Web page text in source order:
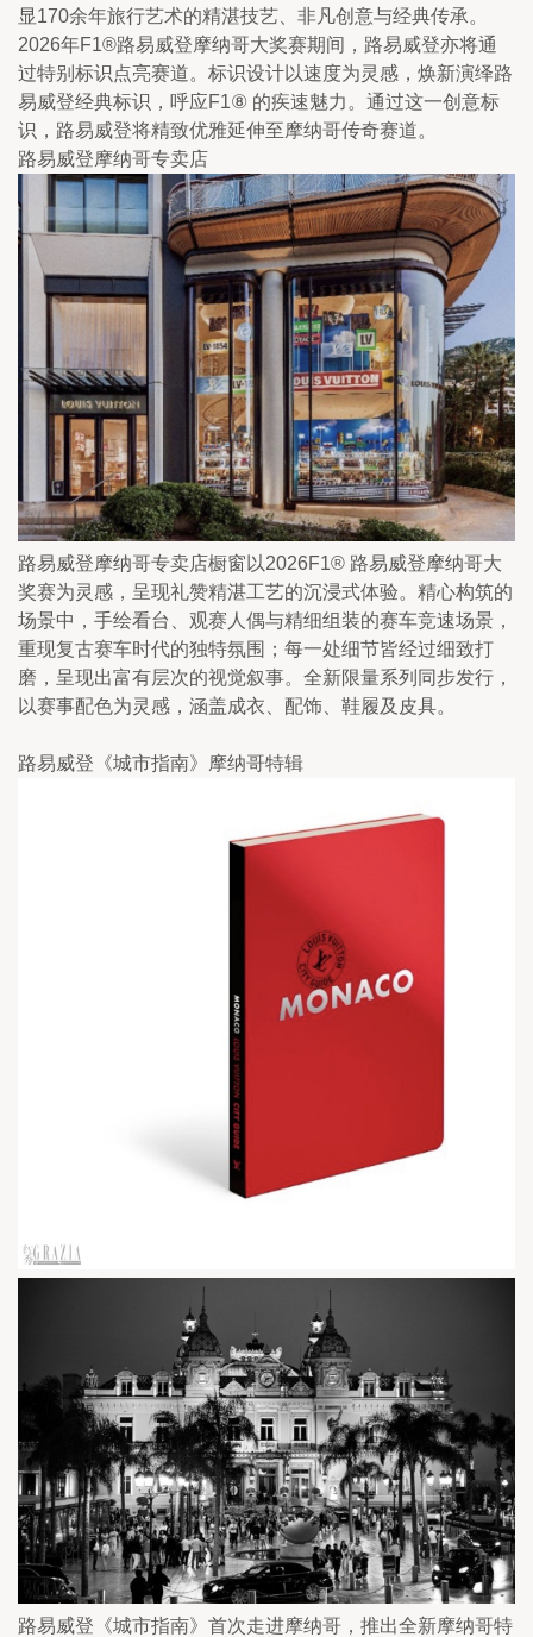
显170余年旅行艺术的精湛技艺、非凡创意与经典传承。
2026年F1®路易威登摩纳哥大奖赛期间，路易威登亦将通
过特别标识点亮赛道。标识设计以速度为灵感，焕新演绎路
易威登经典标识，呼应F1⑧ 的疾速魅力。通过这一创意标
识，路易威登将精致优雅延伸至摩纳哥传奇赛道。
路易威登摩纳哥专卖店
路易威登摩纳哥专卖店橱窗以2026F1® 路易威登摩纳哥大
奖赛为灵感，呈现礼赞精湛工艺的沉浸式体验。精心构筑的
场景中，手绘看台、观赛人偶与精细组装的赛车竞速场景，
重现复古赛车时代的独特氛围；每一处细节皆经过细致打
磨，呈现出富有层次的视觉叙事。全新限量系列同步发行，
以赛事配色为灵感，涵盖成衣、配饰、鞋履及皮具。
路易威登《城市指南》摩纳哥特辑
路易威登《城市指南》首次走进摩纳哥，推出全新摩纳哥特